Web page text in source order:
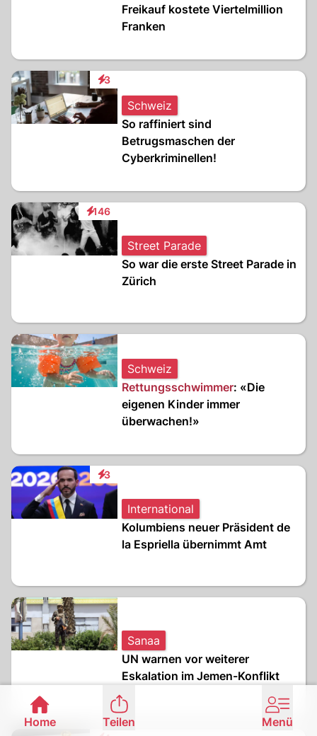
Freikauf kostete Viertelmillion
Franken
3
Interaktionen
Schweiz
So raffiniert sind
Betrugsmaschen der
Cyberkriminellen!
146
Interaktionen
Street Parade
So war die erste Street Parade in
Zürich
Schweiz
Rettungsschwimmer: «Die
eigenen Kinder immer
überwachen!»
3
Interaktionen
International
Kolumbiens neuer Präsident de
la Espriella übernimmt Amt
Sanaa
UN warnen vor weiterer
Eskalation im Jemen-Konflikt
Home Teilen Menü